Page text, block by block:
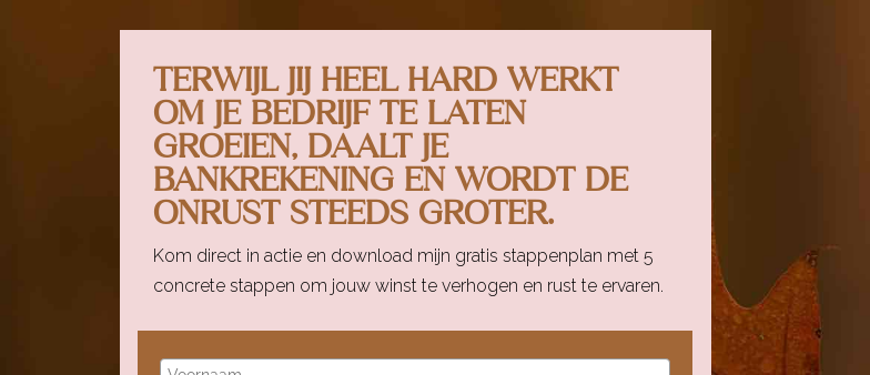
TERWIJL JIJ HEEL HARD WERKT
OM JE BEDRIJF TE LATEN
GROEIEN, DAALT JE
BANKREKENING EN WORDT DE
ONRUST STEEDS GROTER.
Kom direct in actie en download mijn gratis stappenplan met 5
concrete stappen om jouw winst te verhogen en rust te ervaren.